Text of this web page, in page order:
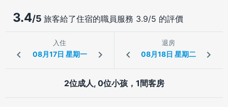
3.4/5 旅客給了住宿的職員服務 3.9/5 的評價
入住 退房
2位成人, 0位小孩，1間客房